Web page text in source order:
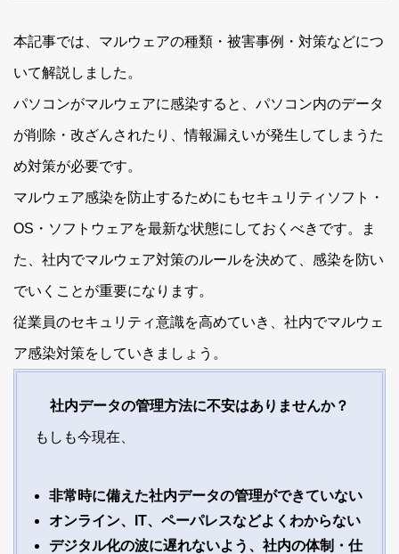
本記事では、マルウェアの種類・被害事例・対策などにつ
いて解説しました。
パソコンがマルウェアに感染すると、パソコン内のデータ
が削除・改ざんされたり、情報漏えいが発生してしまうた
め対策が必要です。
マルウェア感染を防止するためにもセキュリティソフト・
OS・ソフトウェアを最新な状態にしておくべきです。ま
た、社内でマルウェア対策のルールを決めて、感染を防い
でいくことが重要になります。
従業員のセキュリティ意識を高めていき、社内でマルウェ
ア感染対策をしていきましょう。
社内データの管理方法に不安はありませんか？
もしも今現在、
非常時に備えた社内データの管理ができていない
オンライン、IT、ペーパレスなどよくわからない
デジタル化の波に遅れないよう、社内の体制・仕